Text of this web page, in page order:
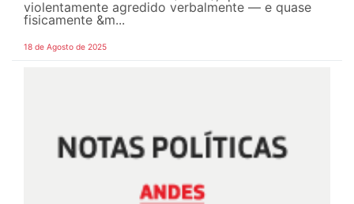
violentamente agredido verbalmente — e quase
fisicamente &m...
18 de Agosto de 2025